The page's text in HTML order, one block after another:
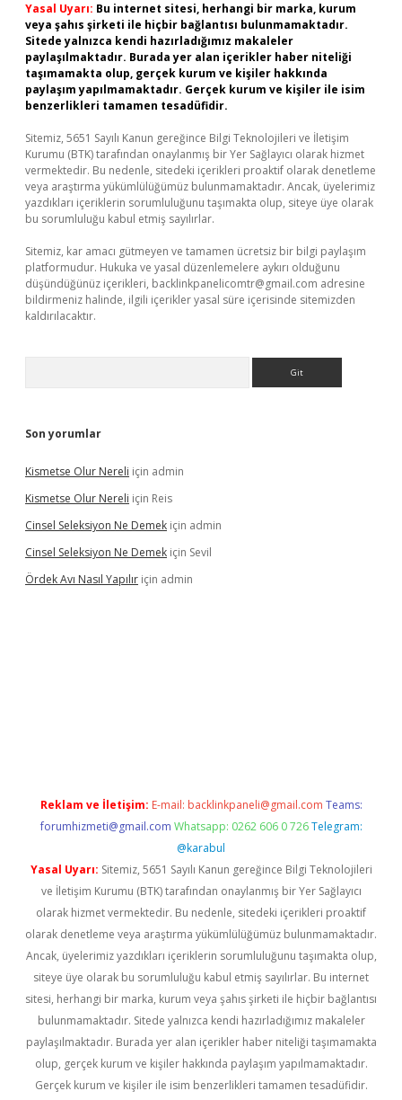
Yasal Uyarı: Bu internet sitesi, herhangi bir marka, kurum
veya şahıs şirketi ile hiçbir bağlantısı bulunmamaktadır.
Sitede yalnızca kendi hazırladığımız makaleler
paylaşılmaktadır. Burada yer alan içerikler haber niteliği
taşımamakta olup, gerçek kurum ve kişiler hakkında
paylaşım yapılmamaktadır. Gerçek kurum ve kişiler ile isim
benzerlikleri tamamen tesadüfidir.
Sitemiz, 5651 Sayılı Kanun gereğince Bilgi Teknolojileri ve İletişim
Kurumu (BTK) tarafından onaylanmış bir Yer Sağlayıcı olarak hizmet
vermektedir. Bu nedenle, sitedeki içerikleri proaktif olarak denetleme
veya araştırma yükümlülüğümüz bulunmamaktadır. Ancak, üyelerimiz
yazdıkları içeriklerin sorumluluğunu taşımakta olup, siteye üye olarak
bu sorumluluğu kabul etmiş sayılırlar.
Sitemiz, kar amacı gütmeyen ve tamamen ücretsiz bir bilgi paylaşım
platformudur. Hukuka ve yasal düzenlemelere aykırı olduğunu
düşündüğünüz içerikleri, backlinkpanelicomtr@gmail.com adresine
bildirmeniz halinde, ilgili içerikler yasal süre içerisinde sitemizden
kaldırılacaktır.
Son yorumlar
Kismetse Olur Nereli için admin
Kismetse Olur Nereli için Reis
Cinsel Seleksiyon Ne Demek için admin
Cinsel Seleksiyon Ne Demek için Sevil
Ördek Avı Nasıl Yapılır için admin
Reklam ve İletişim: E-mail: backlinkpaneli@gmail.com Teams:
forumhizmeti@gmail.com Whatsapp: 0262 606 0 726 Telegram:
@karabul
Yasal Uyarı: Sitemiz, 5651 Sayılı Kanun gereğince Bilgi Teknolojileri
ve İletişim Kurumu (BTK) tarafından onaylanmış bir Yer Sağlayıcı
olarak hizmet vermektedir. Bu nedenle, sitedeki içerikleri proaktif
olarak denetleme veya araştırma yükümlülüğümüz bulunmamaktadır.
Ancak, üyelerimiz yazdıkları içeriklerin sorumluluğunu taşımakta olup,
siteye üye olarak bu sorumluluğu kabul etmiş sayılırlar. Bu internet
sitesi, herhangi bir marka, kurum veya şahıs şirketi ile hiçbir bağlantısı
bulunmamaktadır. Sitede yalnızca kendi hazırladığımız makaleler
paylaşılmaktadır. Burada yer alan içerikler haber niteliği taşımamakta
olup, gerçek kurum ve kişiler hakkında paylaşım yapılmamaktadır.
Gerçek kurum ve kişiler ile isim benzerlikleri tamamen tesadüfidir.